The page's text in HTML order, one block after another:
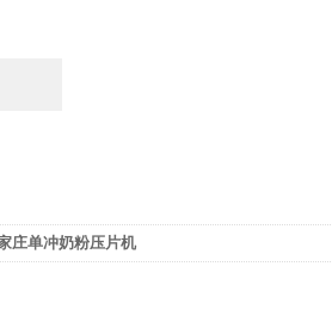
庄单冲奶粉压片机